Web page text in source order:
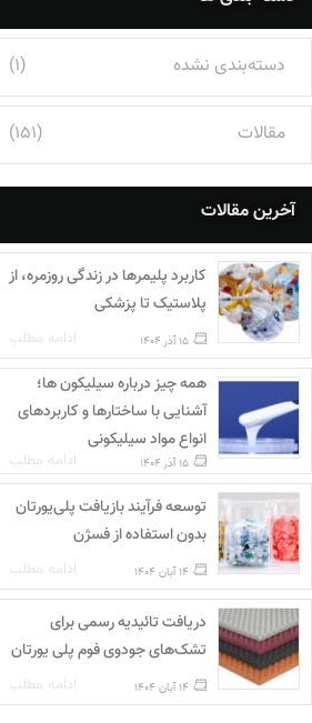
دسته‌بندی نشده (1)
مقالات (151)
آخرین مقالات
کاربرد پلیمرها در زندگی روزمره، از
پلاستیک تا پزشکی
15 آذر 1404 ادامه مطلب
همه چیز درباره سیلیکون ها؛
آشنایی با ساختارها و کاربردهای
انواع مواد سیلیکونی
15 آذر 1404 ادامه مطلب
توسعه فرآیند بازیافت پلی‌یورتان
بدون استفاده از فسژن
14 آبان 1404 ادامه مطلب
دریافت تائیدیه رسمی برای
تشک‌های جودوی فوم پلی‌ یورتان
14 آبان 1404 ادامه مطلب